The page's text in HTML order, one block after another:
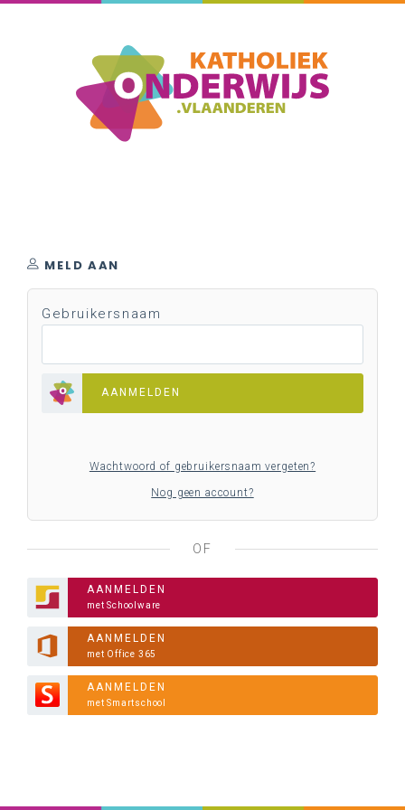
MELD AAN
Gebruikersnaam
AANMELDEN
Wachtwoord of gebruikersnaam vergeten?
Nog geen account?
OF
AANMELDEN
met Schoolware
AANMELDEN
met Office 365
AANMELDEN
met Smartschool